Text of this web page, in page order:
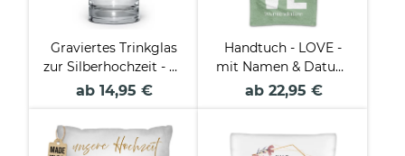
Graviertes Trinkglas
zur Silberhochzeit - 25
Jahre - mit Namen
ab 14,95 €
Handtuch - LOVE -
mit Namen & Datum
- in 2 Größen
ab 22,95 €